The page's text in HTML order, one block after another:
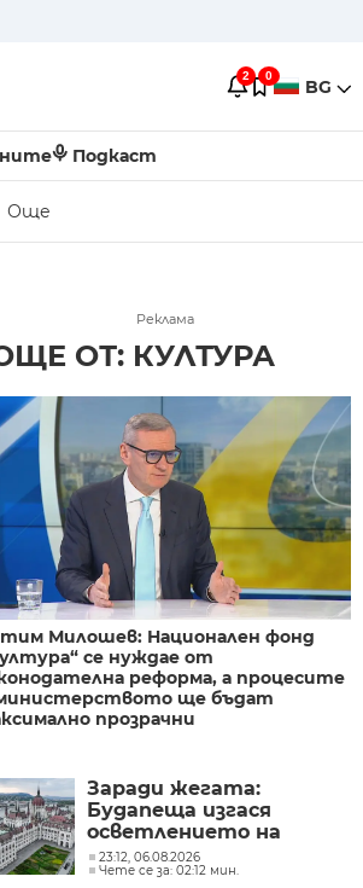
2 0 BG
Подкаст
Още
Реклама
ОТ: КУЛТУРА
Милошев: Национален фонд
се нуждае от
реформа, а процесите
ще бъдат
прозрачни
Заради жегата:
Будапеща изгася
осветлението на
историческите си
забележителности, за
23:12, 06.08.2026
Чете се за: 02:12 мин.